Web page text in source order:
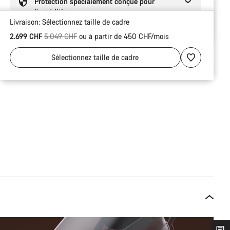
l’expédition
Livraison: Sélectionnez taille de cadre
2.699 CHFPrix ​​d’origine
5.049 CHFou à partir de 450 CHF/mois
Sélectionneztaille de cadre